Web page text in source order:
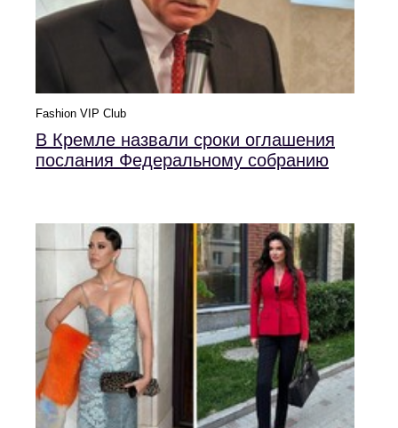
Fashion VIP Club
В Кремле назвали сроки оглашения
послания Федеральному собранию